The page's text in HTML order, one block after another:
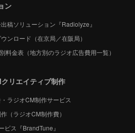
ン
稿ソリューション『Radiolyze』
ンロード（在京局／在阪局）
料金表（地方別のラジオ広告費用一覧）
リエイティブ制作
ラジオCM制作サービス
（ラジオCM制作費）
ビス『BrandTune』